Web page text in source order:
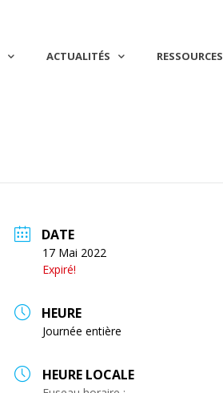
ACTUALITÉS RESSOURCES
DATE
17 Mai 2022
Expiré!
HEURE
Journée entière
HEURE LOCALE